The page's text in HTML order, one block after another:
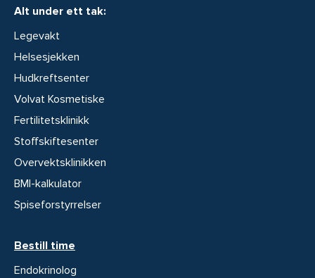
Alt under ett tak:
Legevakt
Helsesjekken
Hudkreftsenter
Volvat Kosmetiske
Fertilitetsklinikk
Stoffskiftesenter
Overvektsklinikken
BMI-kalkulator
Spiseforstyrrelser
Bestill time
Endokrinolog